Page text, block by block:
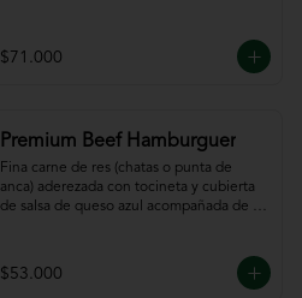
$71.000
Premium Beef Hamburguer
Fina carne de res (chatas o punta de
anca) aderezada con tocineta y cubierta
de salsa de queso azul acompañada de
$53.000